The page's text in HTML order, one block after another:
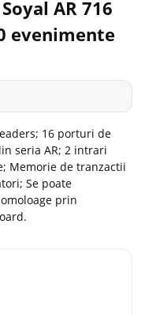
AR 716
evenimente
16 porturi de
seria AR; 2 intrari
Memorie de tranzactii
Se poate
prin